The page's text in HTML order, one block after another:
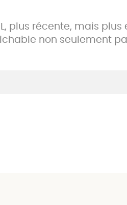
plus récente, mais
non seulement